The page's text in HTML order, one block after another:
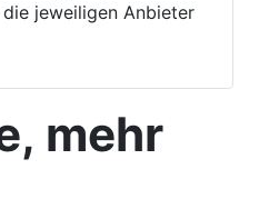
jeweiligen Anbieter
mehr